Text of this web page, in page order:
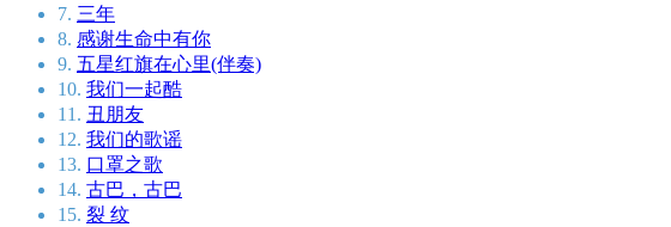
7. 三年
8. 感谢生命中有你
9. 五星红旗在心里(伴奏)
10. 我们一起酷
11. 丑朋友
12. 我们的歌谣
13. 口罩之歌
14. 古巴，古巴
15. 裂 纹